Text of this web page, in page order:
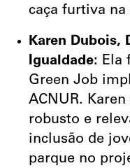
caça furtiva na
Karen Dubois,
Igualdade: Ela
Green Job
ACNUR.
robusto e
inclusão de
parque no